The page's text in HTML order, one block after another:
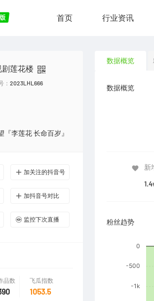
首页 行业资讯
剧莲花楼
： 2023LHL666
『李莲花 长命百岁』
加关注的抖音号
加抖音号对比
监控下次直播
品数 飞瓜指数
1053.5
数据概览
数据概览
新
粉丝趋势